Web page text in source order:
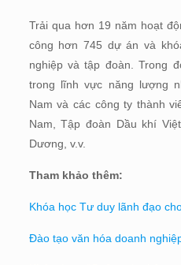
Trải qua hơn 19 năm hoạt
công hơn 745 dự án và
nghiệp và tập đoàn. Trong
trong lĩnh vực năng lượng
Nam và các công ty thành
Nam, Tập đoàn Dầu khí
Dương, v.v.
Tham khảo thêm:
Khóa học Tư duy lãnh đạo
Đào tạo văn hóa doanh